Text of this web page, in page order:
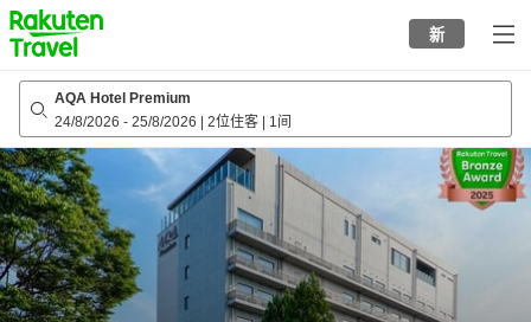
to
top
page
新
AQA Hotel Premium
24/8/2026 - 25/8/2026 2位住客 1间